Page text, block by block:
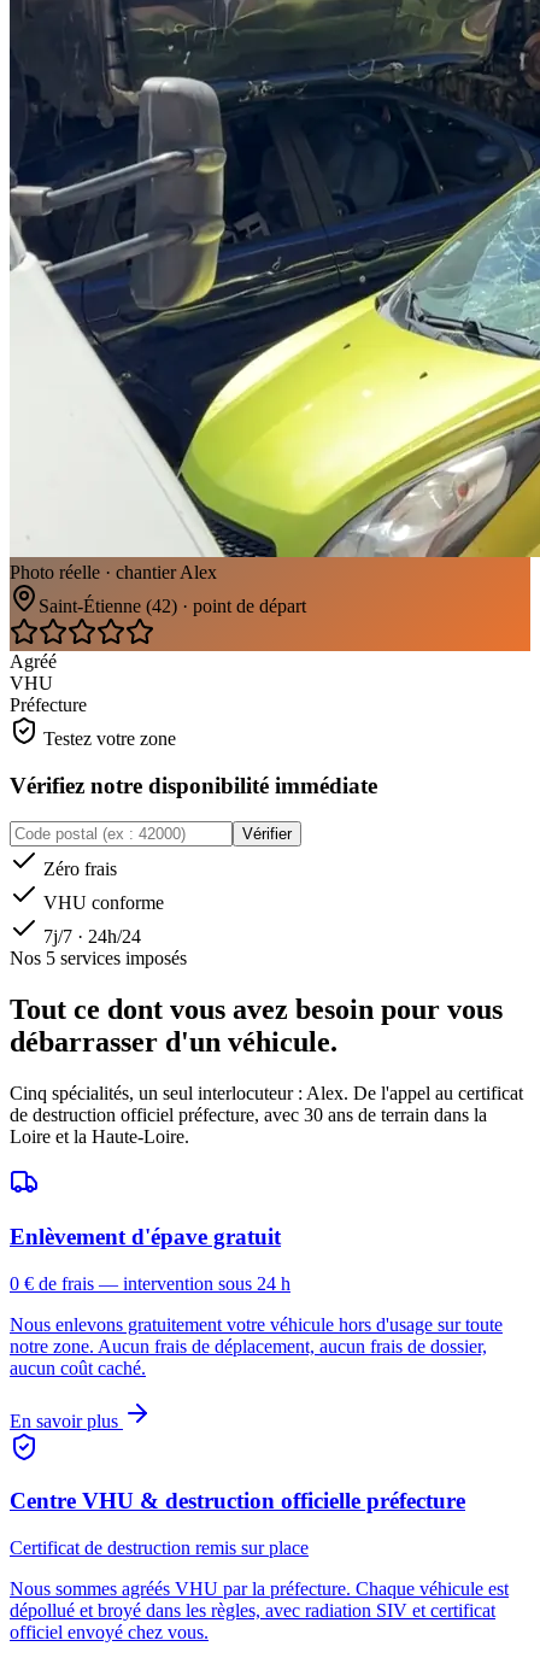
Photo réelle · chantier Alex
Saint-Étienne (42) · point de départ
Agréé
VHU
Préfecture
Testez votre zone
Vérifiez notre disponibilité immédiate
Vérifier
Zéro frais
VHU conforme
7j/7 · 24h/24
Nos 5 services imposés
Tout ce dont vous avez besoin pour vous
débarrasser d'un véhicule.
Cinq spécialités, un seul interlocuteur : Alex. De l'appel au certificat
de destruction officiel préfecture, avec 30 ans de terrain dans la
Loire et la Haute-Loire.
Enlèvement d'épave gratuit
0 € de frais — intervention sous 24 h
Nous enlevons gratuitement votre véhicule hors d'usage sur toute
notre zone. Aucun frais de déplacement, aucun frais de dossier,
aucun coût caché.
En savoir plus
Centre VHU & destruction officielle préfecture
Certificat de destruction remis sur place
Nous sommes agréés VHU par la préfecture. Chaque véhicule est
dépollué et broyé dans les règles, avec radiation SIV et certificat
officiel envoyé chez vous.